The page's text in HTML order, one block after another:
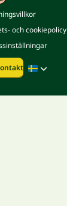
och cookiepolicy